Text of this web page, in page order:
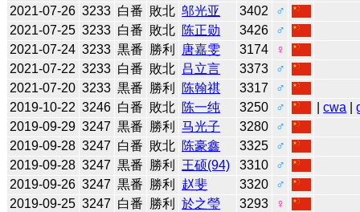
2021-07-26 3233 白番 敗北 邬光亚 3402
♂
2021-07-25 3233 白番 敗北 陈正勋 3426
♂
2021-07-24 3233 黒番 勝利 唐嘉雯 3174
♀
2021-07-22 3233 白番 敗北 吕立言 3373
♂
2021-07-20 3233 黒番 勝利 陈翰祺 3317
♂
2019-10-22 3246 白番 敗北 陈一纯 3250 ♂ |cwa |
2019-09-29 3247 黒番 勝利 马光子 3280
♂
2019-09-28 3247 白番 敗北 陈豪鑫 3325
♂
2019-09-28 3247 黒番 勝利 王硕(94) 3310
♂
2019-09-26 3247 黒番 勝利 赵斐 3320
♂
2019-09-25 3247 白番 勝利 於之瑩 3293 ♀